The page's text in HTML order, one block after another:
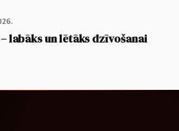
labāks un lētāks dzīvošanai